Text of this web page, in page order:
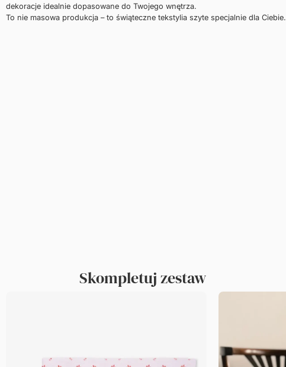
dekoracje idealnie dopasowane do Twojego wnętrza.
To nie masowa produkcja – to świąteczne tekstylia szyte specjalnie dla Ciebie.
Skompletuj zestaw